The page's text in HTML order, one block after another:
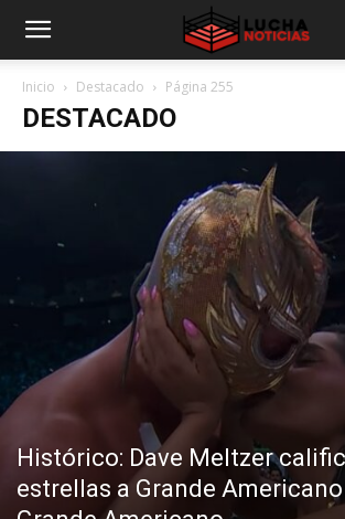
Inicio Destacado Página 255
DESTACADO
Histórico: Dave Meltzer
estrellas a Grande Americano